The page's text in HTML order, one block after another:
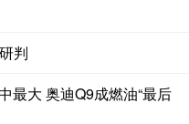
判
最大 奥迪Q9成燃油“最后